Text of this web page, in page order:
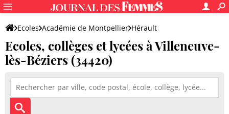
Ecoles Académie de Montpellier Hérault
Ecoles, collèges et lycées à Villeneuve-
lès-Béziers (34420)